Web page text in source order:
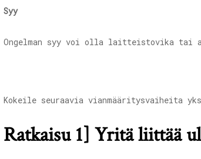
Syy
Ongelman syy voi olla laitteistovika tai
Kokeile seuraavia vianmääritysvaiheita
Ratkaisu 1] Yritä liittää